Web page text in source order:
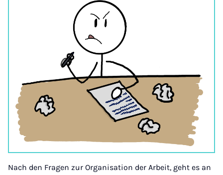
Nach den Fragen zur Organisation der Arbeit, geht es an